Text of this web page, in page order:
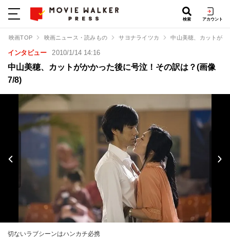
検索 アカウント
映画TOP 映画ニュース・読みもの サヨナライツカ 中山美穂、カットが
インタビュー 2010/1/14 14:16
中山美穂、カットがかかった後に号泣！その訳は？(画像
7/8)
切ないラブシーンはハンカチ必携